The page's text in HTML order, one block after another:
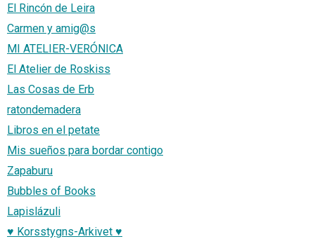
El Rincón de Leira
Carmen y amig@s
MI ATELIER-VERÓNICA
El Atelier de Roskiss
Las Cosas de Erb
ratondemadera
Libros en el petate
Mis sueños para bordar contigo
Zapaburu
Bubbles of Books
Lapislázuli
♥ Korsstygns-Arkivet ♥